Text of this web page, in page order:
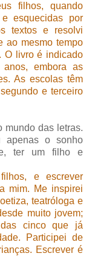
filhos, quando
esquecidas por
textos e resolvi
ao mesmo tempo
O livro é indicado
embora as
As escolas têm
e terceiro
mundo das letras.
o sonho
ter um filho e
e escrever
mim. Me inspirei
teatróloga e
muito jovem;
cinco que já
Participei de
Escrever é